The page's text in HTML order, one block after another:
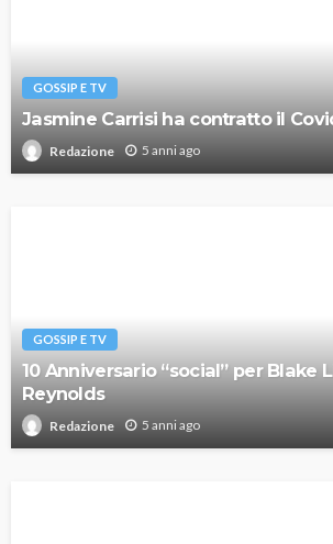
GOSSIP E TV
Jasmine Carrisi ha contratto il
Redazione 5 anni ago
GOSSIP E TV
10 Anniversario “social” per Blake
Reynolds
Redazione 5 anni ago